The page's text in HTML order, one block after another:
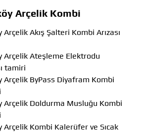
Arçelik Kombi
Akış Şalteri Kombi Arızası
Arçelik Ateşleme Elektrodu
tamiri
Arçelik ByPass Diyafram Kombi
Arçelik Doldurma Musluğu Kombi
Arçelik Kombi Kalerüfer ve Sıcak